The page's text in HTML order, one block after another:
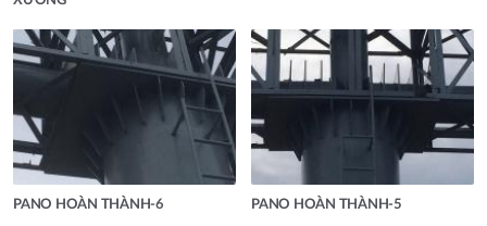
PANO HOÀN THÀNH-6 PANO HOÀN THÀNH-5